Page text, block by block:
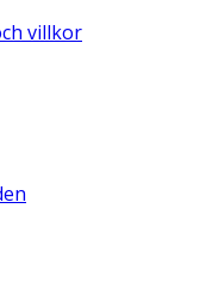
villkor